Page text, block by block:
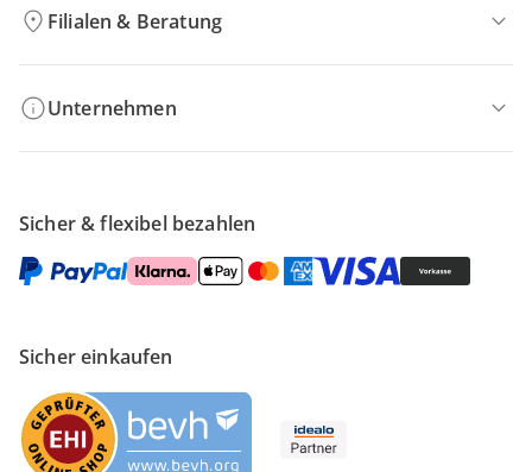
Filialen & Beratung
Unternehmen
Sicher & flexibel bezahlen
Sicher einkaufen